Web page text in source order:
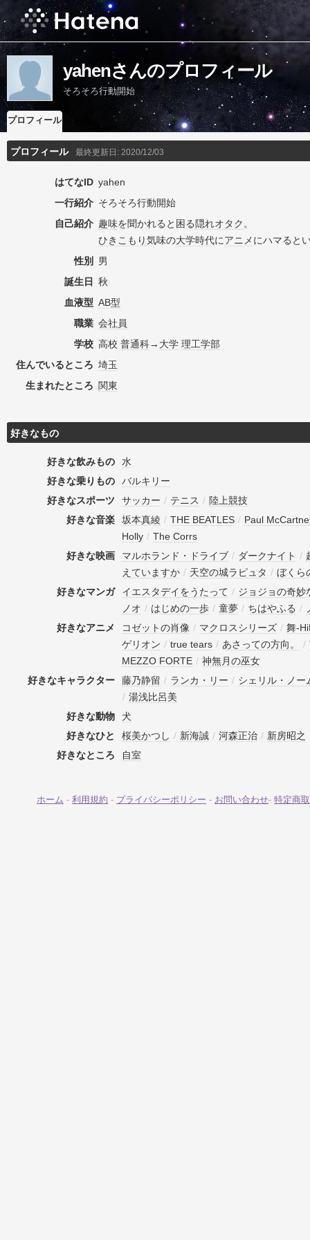
yahenさんのプロフィール
そろそろ行動開始
プロフィール
プロフィール 最終更新日: 2020/12/03
はてなID yahen
一行紹介 そろそろ行動開始
自己紹介 趣味を聞かれると困る隠れオタク。
ひきこもり気味の大学時代にアニメにハマると
性別
男
誕生日
秋
血液型 AB型
職業 会社員
学校 高校 普通科→ 大学 理工学部
住んでいるところ 埼玉
生まれたところ 関東
好きなもの
好きな飲みもの
水
好きな乗りもの
バルキリー
好きなスポーツ
サッカー / テニス / 陸上競技
好きな音楽
坂本真綾 / THE BEATLES / Paul
Holly / The Corrs
好きな映画
マルホランド・ドライブ / ダークナイト /
えていますか / 天空の城ラピュタ / ぼくら
好きなマンガ
イエスタデイをうたって / ジョジョの奇妙
ノオ / はじめの一歩 / 童夢 / ちはやふる /
好きなアニメ
コゼットの肖像 / マクロスシリーズ / 舞-
ゲリオン / true tears / あさっての方向。 /
MEZZO FORTE / 神無月の巫女
好きなキャラクター
藤乃静留 / ランカ・リー / シェリル・ノー
/ 湯浅比呂美
好きな動物
犬
好きなひと
桜美かつし / 新海誠 / 河森正治 / 新房昭之
好きなところ
自室
ホーム - 利用規約 - プライバシーポリシー - お問い合わせ- 特定商